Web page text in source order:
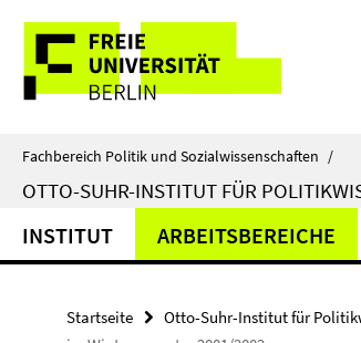
direkt
Inhalt
Service-
Navigation
Fachbereich Politik und Sozialwissenschaften /
OTTO-SUHR-INSTITUT FÜR
INSTITUT ARBEITSBEREICHE
Startseite Otto-Suhr-Institut für